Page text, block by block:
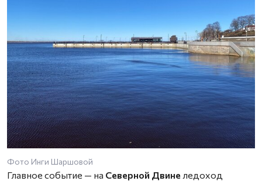
Фото Инги Шаршовой
Главное событие — на Северной Двине ледоход